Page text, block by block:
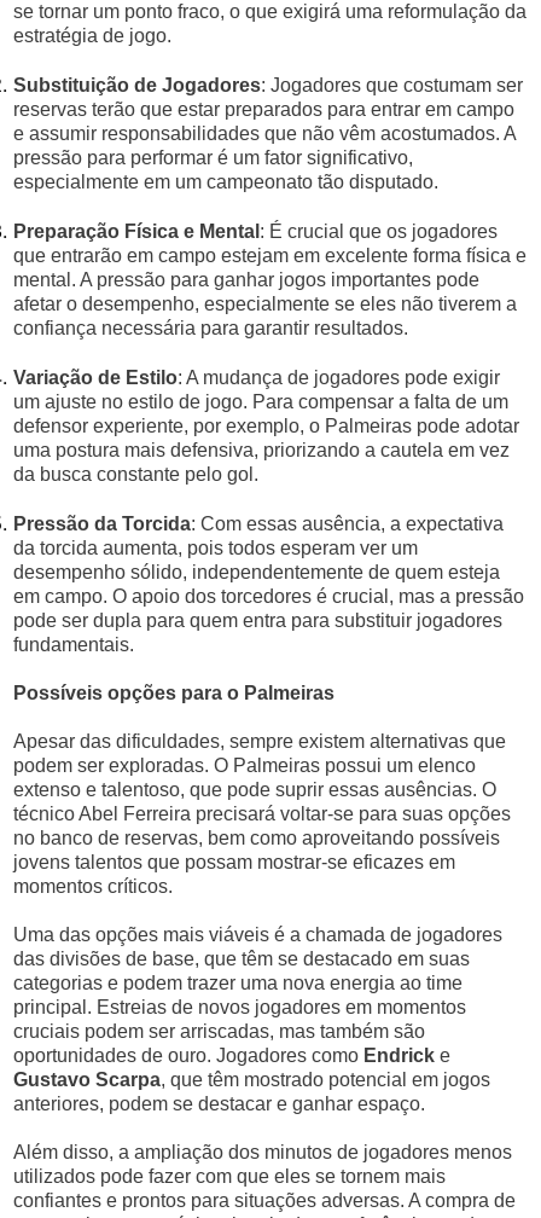
se tornar um ponto fraco, o que exigirá uma reformulação da
estratégia de jogo.
Substituição de Jogadores: Jogadores que costumam ser
reservas terão que estar preparados para entrar em campo
e assumir responsabilidades que não vêm acostumados. A
pressão para performar é um fator significativo,
especialmente em um campeonato tão disputado.
Preparação Física e Mental : É crucial que os jogadores
que entrarão em campo estejam em excelente forma física e
mental. A pressão para ganhar jogos importantes pode
afetar o desempenho, especialmente se eles não tiverem a
confiança necessária para garantir resultados.
Variação de Estilo: A mudança de jogadores pode exigir
um ajuste no estilo de jogo. Para compensar a falta de um
defensor experiente, por exemplo, o Palmeiras pode adotar
uma postura mais defensiva, priorizando a cautela em vez
da busca constante pelo gol.
Pressão da Torcida: Com essas ausência, a expectativa
da torcida aumenta, pois todos esperam ver um
desempenho sólido, independentemente de quem esteja
em campo. O apoio dos torcedores é crucial, mas a pressão
pode ser dupla para quem entra para substituir jogadores
fundamentais.
Possíveis opções para o Palmeiras
Apesar das dificuldades, sempre existem alternativas que
podem ser exploradas. O Palmeiras possui um elenco
extenso e talentoso, que pode suprir essas ausências. O
técnico Abel Ferreira precisará voltar-se para suas opções
no banco de reservas, bem como aproveitando possíveis
jovens talentos que possam mostrar-se eficazes em
momentos críticos.
Uma das opções mais viáveis é a chamada de jogadores
das divisões de base, que têm se destacado em suas
categorias e podem trazer uma nova energia ao time
principal. Estreias de novos jogadores em momentos
cruciais podem ser arriscadas, mas também são
oportunidades de ouro. Jogadores como Endrick e
Gustavo Scarpa, que têm mostrado potencial em jogos
anteriores, podem se destacar e ganhar espaço.
Além disso, a ampliação dos minutos de jogadores menos
utilizados pode fazer com que eles se tornem mais
confiantes e prontos para situações adversas. A compra de